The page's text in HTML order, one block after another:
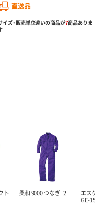
直送品
イズ・販売単位違いの商品が7商品ありま
ト
桑和 9000 つなぎ_2
エスケ
GE-157